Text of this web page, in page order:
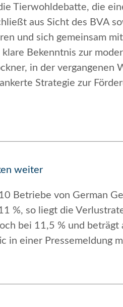
Tierwohldebatte, die
aus Sicht des BVA
und sich gemeinsam
Bekenntnis zur
in der vergangenen
Strategie zur
weiter
Betriebe von German
%, so liegt die
bei 11,5 % und
in einer Pressemeldung